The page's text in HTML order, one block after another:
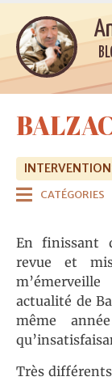
CATÉGORIES
En finissant
revue et
actualité de
même
Très